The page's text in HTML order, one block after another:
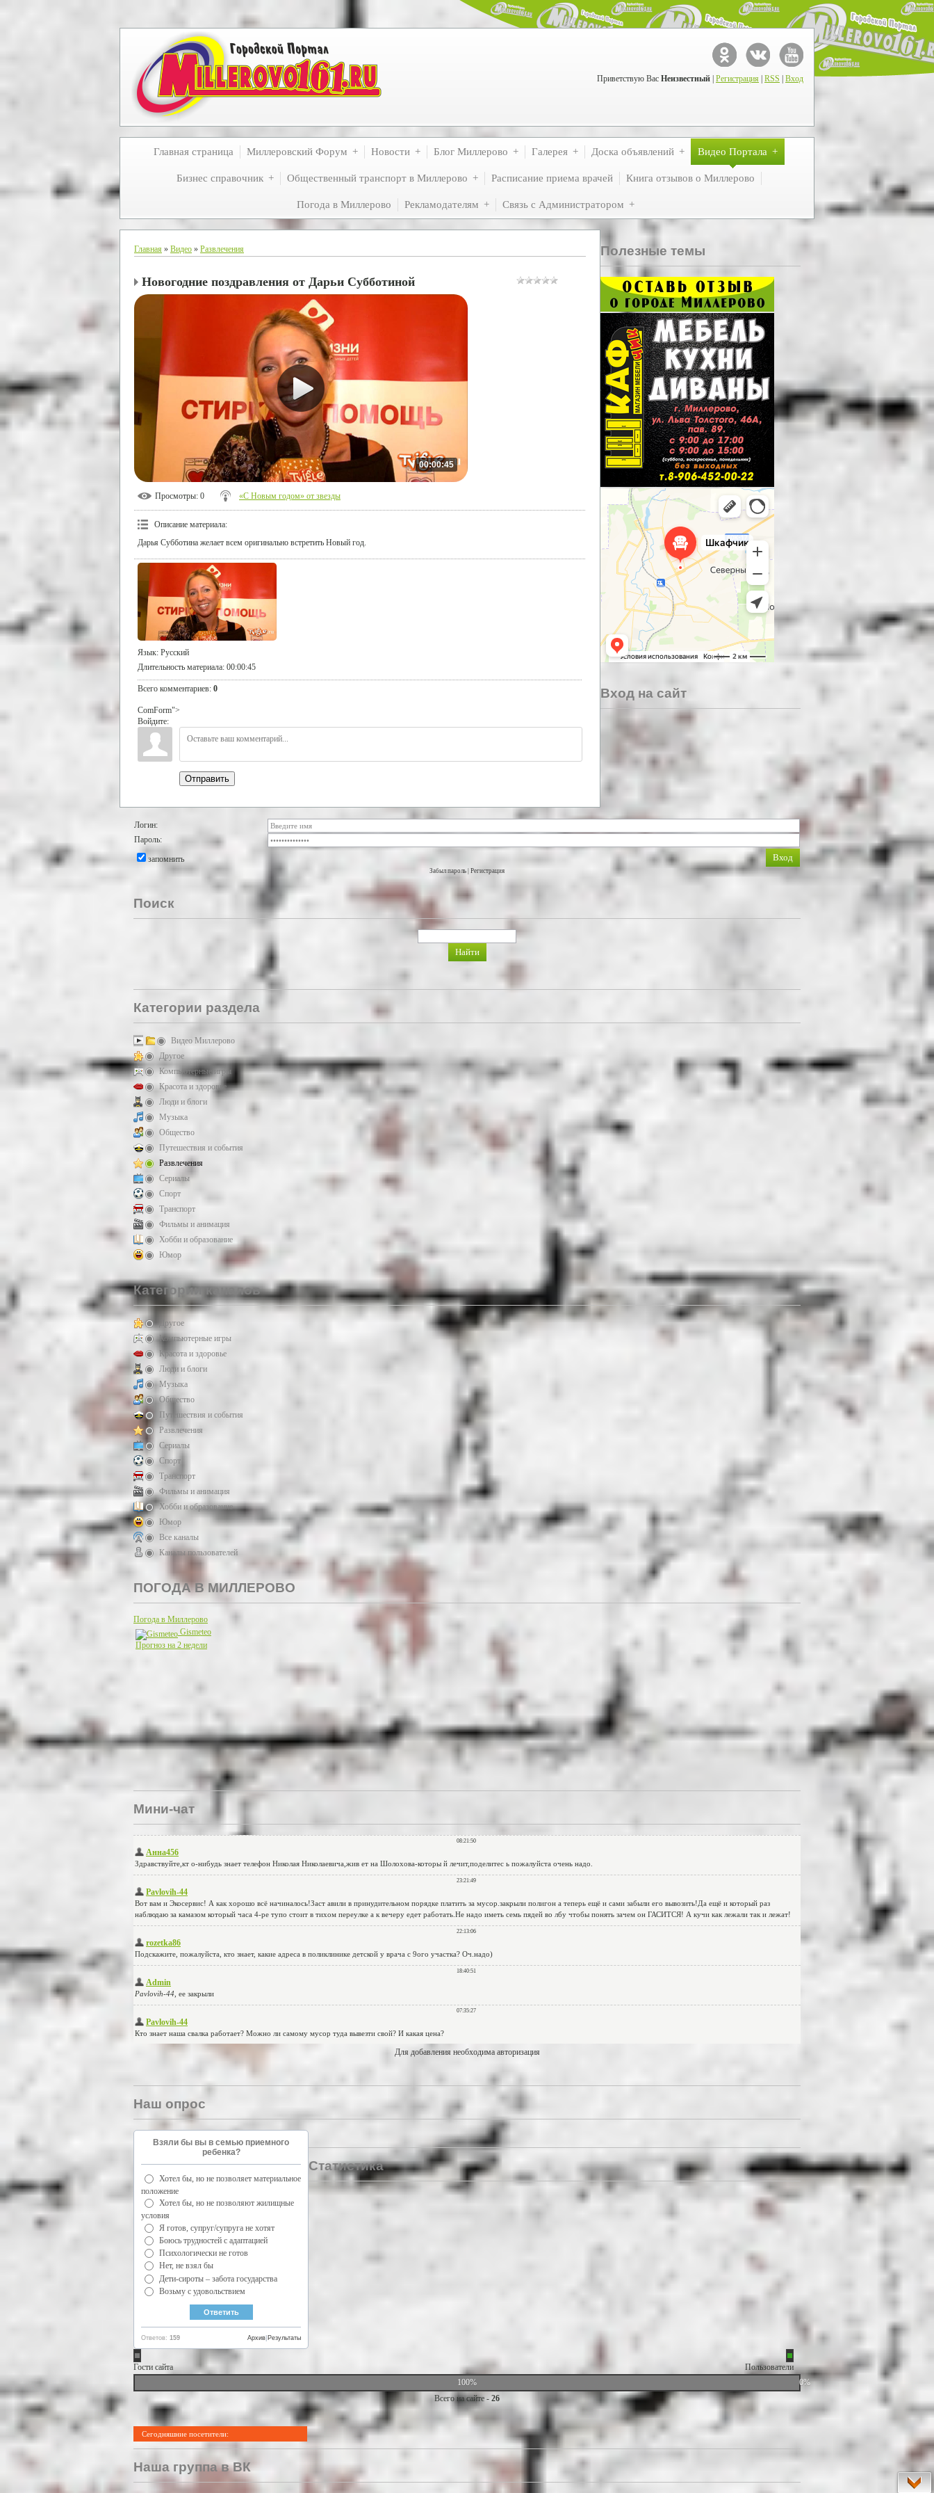
Приветствую Вас Неизвестный Регистрация RSS Вход
Главная страница Миллеровский Форум Новости Блог Миллерово Галерея Доска объявлений Видео Портала
Бизнес справочник Общественный транспорт в Миллерово Расписание приема врачей Книга отзывов о Миллерово
Погода в Миллерово Рекламодателям Связь с Администратором
Главная » Видео » Развлечения
Новогодние поздравления от Дарьи Субботиной
00:00:45
Просмотры: 0 «С Новым годом» от звезды
Описание материала:
Дарья Субботина желает всем оригинально встретить Новый год.
Язык: Русский
Длительность материала: 00:00:45
Всего комментариев: 0
ComForm">
Войдите:
Отправить
Полезные темы
Вход на сайт
Логин:
Пароль:
запомнить
Забыл пароль Регистрация
Поиск
Категории раздела
Видео Миллерово
Другое
Компьютерные игры
Красота и здоровье
Люди и блоги
Музыка
Общество
Путешествия и события
Развлечения
Сериалы
Спорт
Транспорт
Фильмы и анимация
Хобби и образование
Юмор
Категории каналов
Другое
Компьютерные игры
Красота и здоровье
Люди и блоги
Музыка
Общество
Путешествия и события
Развлечения
Сериалы
Спорт
Транспорт
Фильмы и анимация
Хобби и образование
Юмор
Все каналы
Каналы пользователей
ПОГОДА В МИЛЛЕРОВО
Погода в Миллерово
Gismeteo
Прогноз на 2 недели
Мини-чат
Для добавления необходима авторизация
Наш опрос
Взяли бы вы в семью приемного
ребенка?
Хотел бы, но не позволяет материальное
положение
Хотел бы, но не позволяют жилищные
условия
Я готов, супруг/супруга не хотят
Боюсь трудностей с адаптацией
Психологически не готов
Нет, не взял бы
Дети-сироты – забота государства
Возьму с удовольствием
Ответов: 159 Результаты
Архив
Статистика
Гости сайта
Пользователи
100%
0%
Всего на сайте - 26
Сегодняшние посетители:
Наша группа в ВК